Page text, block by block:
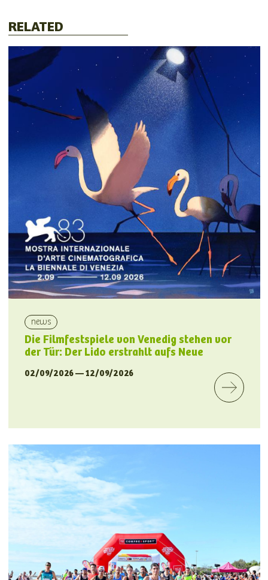
RELATED
news
Die Filmfestspiele von Venedig stehen vor
der Tür: Der Lido erstrahlt aufs Neue
02/09/2026 — 12/09/2026